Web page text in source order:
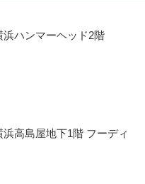
浜ハンマーヘッド2階
高島屋地下1階 フーディ